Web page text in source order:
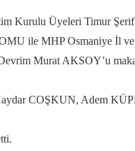
Kurulu Üyeleri Timur Şerif
ile MHP Osmaniye İl
Murat AKSOY’u
COŞKUN, Adem